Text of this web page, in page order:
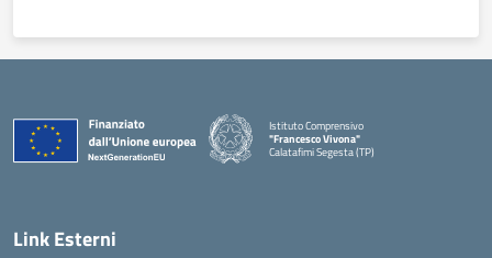
Istituto Comprensivo
"Francesco Vivona"
Calatafimi Segesta (TP)
— Visita la pagina iniziale della scuola
Link Esterni